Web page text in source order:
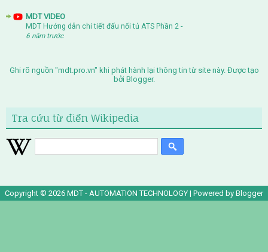
MDT VIDEO
MDT Hướng dẫn chi tiết đấu nối tủ ATS Phần 2 -
6 năm trước
Ghi rõ nguồn "mdt.pro.vn" khi phát hành lại thông tin từ site này. Được tạo
bởi Blogger.
Tra cứu từ điển Wikipedia
Copyright © 2026 MDT - AUTOMATION TECHNOLOGY | Powered by Blogger